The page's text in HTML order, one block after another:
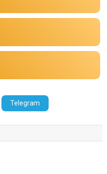
Telegram